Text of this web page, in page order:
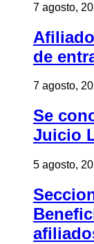
7 agosto,
de
7 agosto,
Se
Juicio
5 agosto,